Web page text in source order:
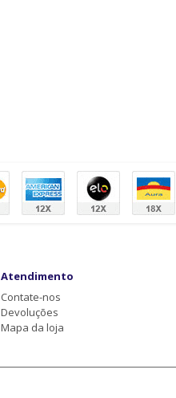
Atendimento
Contate-nos
Devoluções
Mapa da loja